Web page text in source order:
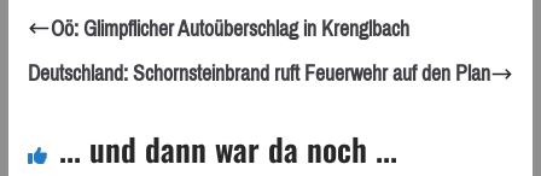
Oö: Glimpflicher Autoüberschlag in Krenglbach
Deutschland: Schornsteinbrand ruft Feuerwehr auf den Plan
... und dann war da noch ...